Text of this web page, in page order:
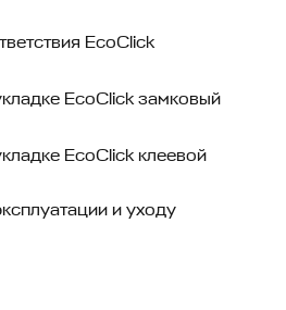
EcoClick
EcoClick замковый
EcoClick клеевой
и уходу